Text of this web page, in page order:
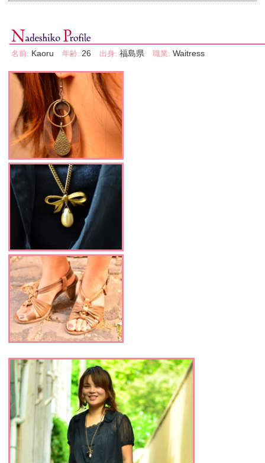
名前: Kaoru 年齢: 26 出身: 福島県 職業: Waitress